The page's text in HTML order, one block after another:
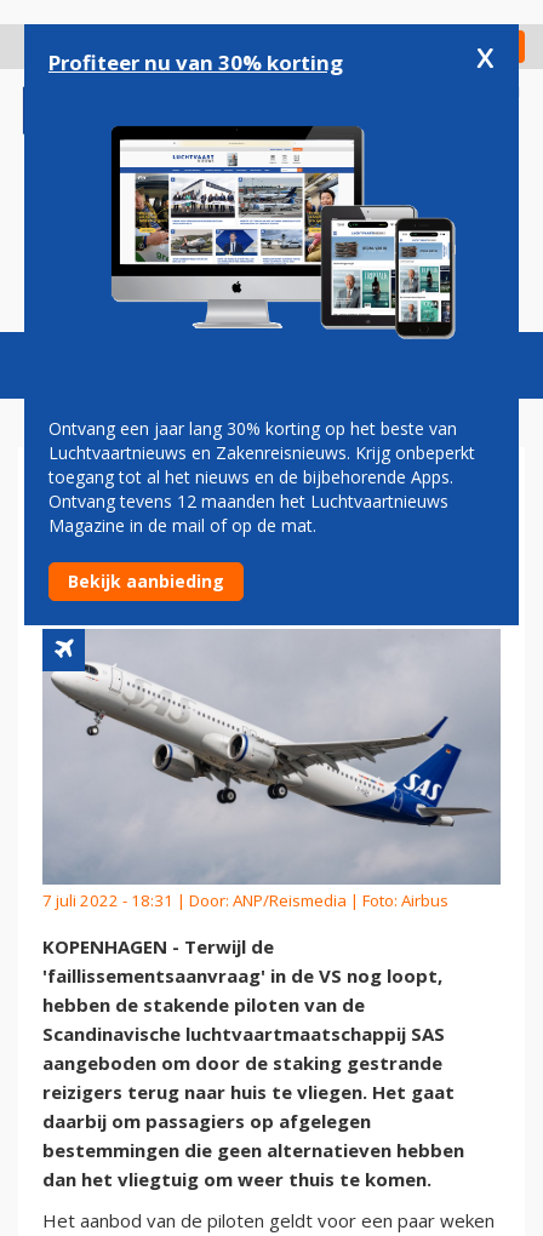
gaan
Check in
Magazine Podcasts Vacatures
STAKENDE PILOTEN SAS
WILLEN GESTRANDE
REIZIGERS THUISBRENGEN
7 juli 2022 - 18:31 | Door: ANP/Reismedia | Foto: Airbus
KOPENHAGEN - Terwijl de
'faillissementsaanvraag' in de VS nog loopt,
hebben de stakende piloten van de
Scandinavische luchtvaartmaatschappij SAS
aangeboden om door de staking gestrande
reizigers terug naar huis te vliegen. Het gaat
daarbij om passagiers op afgelegen
bestemmingen die geen alternatieven hebben
dan het vliegtuig om weer thuis te komen.
Het aanbod van de piloten geldt voor een paar weken
Profiteer nu van 30% korting x
Ontvang een jaar lang 30% korting op het beste van
Luchtvaartnieuws en Zakenreisnieuws. Krijg onbeperkt
toegang tot al het nieuws en de bijbehorende Apps.
Ontvang tevens 12 maanden het Luchtvaartnieuws
Magazine in de mail of op de mat.
Bekijk aanbieding